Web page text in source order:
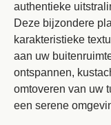
authentieke
Deze bijzondere
karakteristieke
aan uw
ontspannen,
omtoveren van uw
een serene